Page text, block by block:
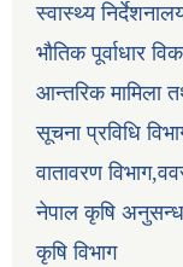
स्वास्थ्य
भौतिक पूर्वाधार
आन्तरिक मामिला
सूचना प्रविधि
वातावरण
नेपाल कृषि
कृषि विभाग